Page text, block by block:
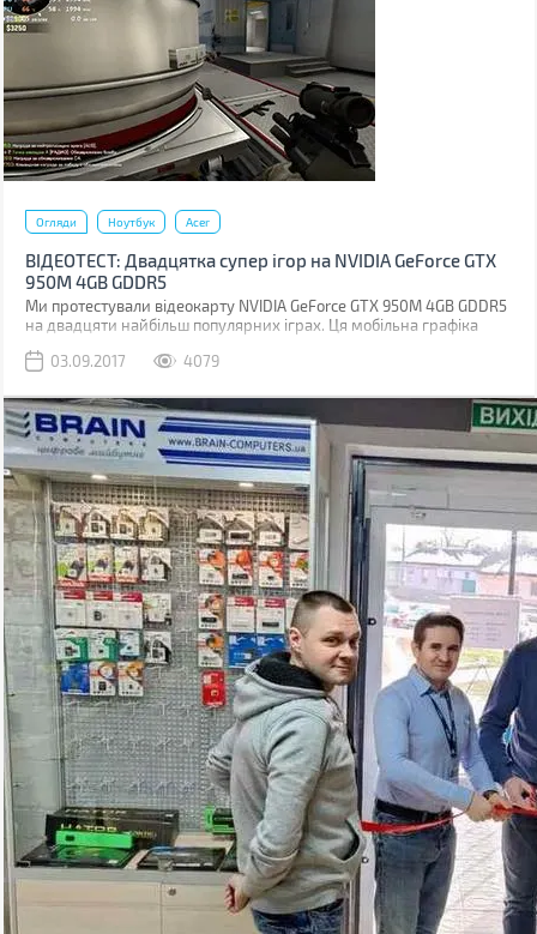
Огляди Ноутбук Acer
ВІДЕОТЕСТ: Двадцятка супер ігор на NVIDIA GeForce GTX
950M 4GB GDDR5
Ми протестували відеокарту NVIDIA GeForce GTX 950M 4GB GDDR5
на двадцяти найбільш популярних іграх. Ця мобільна графіка
що ж вона може за свої гроші, якщо її поганяти в найпопулярніших
03.09.2017 4079